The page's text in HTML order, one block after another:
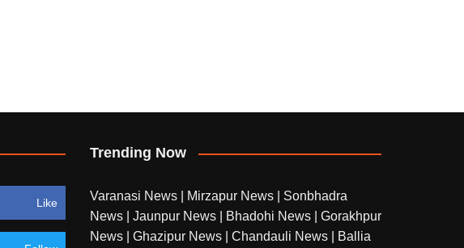
Like
Trending Now
Varanasi News Mirzapur News
Sonbhadra
News
Jaunpur News Bhadohi News
Gorakhpur
News
Ghazipur News Chandauli News Ballia